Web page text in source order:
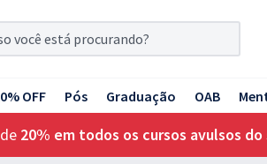
OFF Pós Graduação OAB
20% em todos os cursos avulsos do